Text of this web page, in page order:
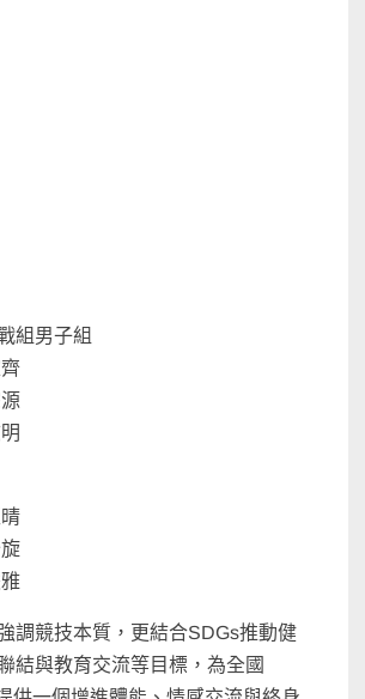
組男子組
調競技本質，更結合SDGs推動健
結與教育交流等目標，為全國